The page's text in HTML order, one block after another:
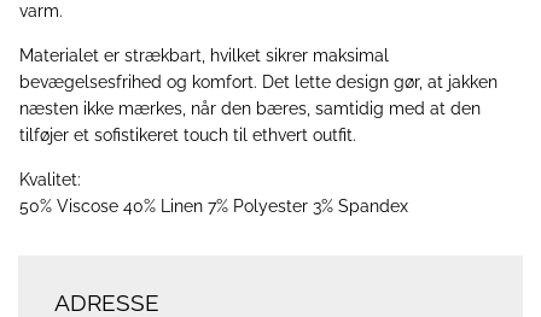
varm.
Materialet er strækbart, hvilket sikrer maksimal
bevægelsesfrihed og komfort. Det lette design gør, at jakken
næsten ikke mærkes, når den bæres, samtidig med at den
tilføjer et sofistikeret touch til ethvert outfit.
Kvalitet:
50% Viscose 40% Linen 7% Polyester 3% Spandex
ADRESSE